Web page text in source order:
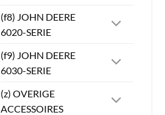
(f8) JOHN DEERE
6020-SERIE
(f9) JOHN DEERE
6030-SERIE
(z) OVERIGE
ACCESSOIRES